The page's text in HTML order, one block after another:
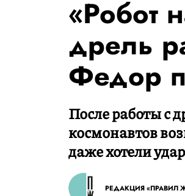
«Робот
дрель
Федор
После работы с
космонавтов
даже хотели
РЕДАКЦИЯ «ПРАВИЛ